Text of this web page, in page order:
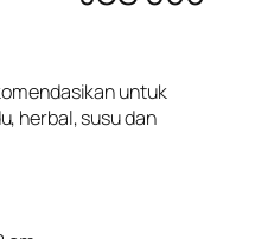
untuk
herbal, susu dan